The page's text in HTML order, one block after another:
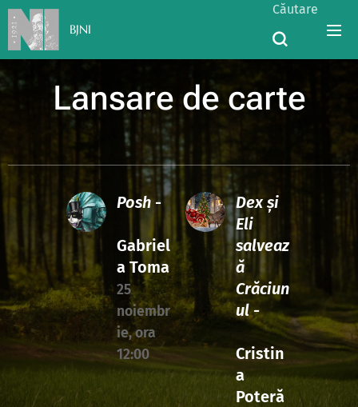
BJNI
Căutare
Lansare de carte
Posh -
Gabriel
a Toma
25
noiembr
ie, ora
12:00
Dex și
Eli
salveaz
ă
Crăciun
ul -
Cristin
a
Poteră